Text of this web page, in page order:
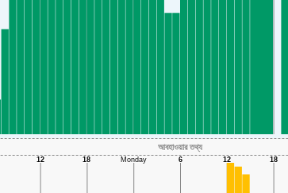
আবহাওয়ার তথ্য